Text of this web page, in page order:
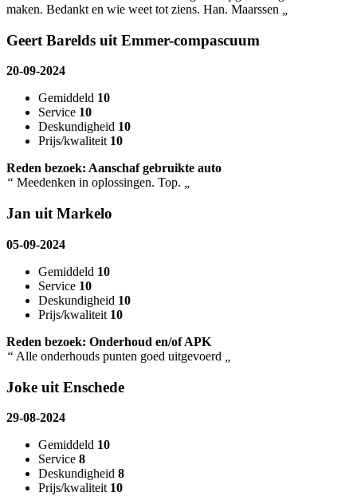
maken. Bedankt en wie weet tot ziens. Han. Maarssen
Geert Barelds uit Emmer-compascuum
20-09-2024
Gemiddeld 10
Service 10
Deskundigheid 10
Prijs/kwaliteit 10
Reden bezoek: Aanschaf gebruikte auto
“ Meedenken in oplossingen. Top.
Jan uit Markelo
05-09-2024
Gemiddeld 10
Service 10
Deskundigheid 10
Prijs/kwaliteit 10
Reden bezoek: Onderhoud en/of APK
“ Alle onderhouds punten goed uitgevoerd
Joke uit Enschede
29-08-2024
Gemiddeld 10
Service 8
Deskundigheid 8
Prijs/kwaliteit 10